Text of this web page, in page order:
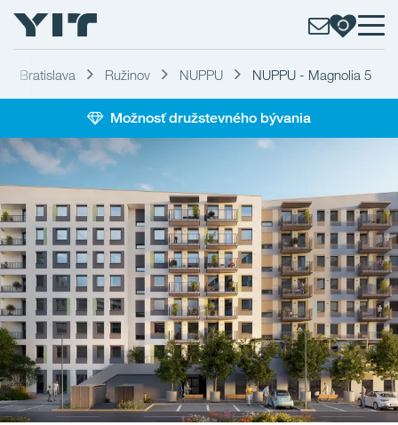
Bratislava Ružinov NUPPU NUPPU - Magnolia 5
Možnosť družstevného bývania